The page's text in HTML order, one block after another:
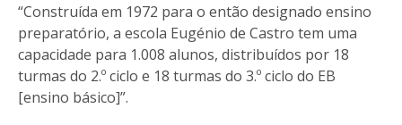
“Construída em 1972 para o então designado ensino
preparatório, a escola Eugénio de Castro tem uma
capacidade para 1.008 alunos, distribuídos por 18
turmas do 2.º ciclo e 18 turmas do 3.º ciclo do EB
[ensino básico]”.